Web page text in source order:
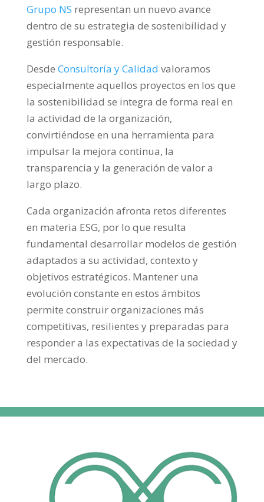
Grupo NS representan un nuevo avance
dentro de su estrategia de sostenibilidad y
gestión responsable.
Desde Consultoría y Calidad valoramos
especialmente aquellos proyectos en los que
la sostenibilidad se integra de forma real en
la actividad de la organización,
convirtiéndose en una herramienta para
impulsar la mejora continua, la
transparencia y la generación de valor a
largo plazo.
Cada organización afronta retos diferentes
en materia ESG, por lo que resulta
fundamental desarrollar modelos de gestión
adaptados a su actividad, contexto y
objetivos estratégicos. Mantener una
evolución constante en estos ámbitos
permite construir organizaciones más
competitivas, resilientes y preparadas para
responder a las expectativas de la sociedad y
del mercado.